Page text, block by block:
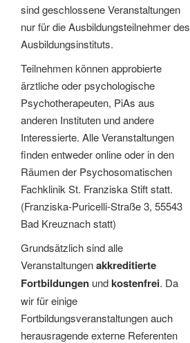
sind geschlossene Veranstaltungen
nur für die Ausbildungsteilnehmer des
Ausbildungsinstituts.
Teilnehmen können approbierte
ärztliche oder psychologische
Psychotherapeuten, PiAs aus
anderen Instituten und andere
Interessierte. Alle Veranstaltungen
finden entweder online oder in den
Räumen der Psychosomatischen
Fachklinik St. Franziska Stift statt.
(Franziska-Puricelli-Straße 3, 55543
Bad Kreuznach statt)
Grundsätzlich sind alle
Veranstaltungenakkreditierte
Fortbildungen undkostenfrei. Da
wir für einige
Fortbildungsveranstaltungen auch
herausragende externe Referenten